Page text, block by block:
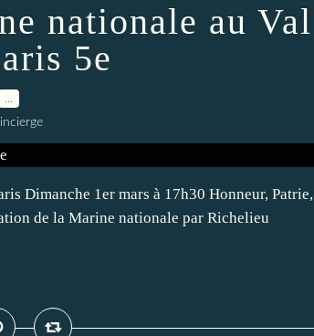
nationale au Val
5e
Dimanche 1er mars à 17h30 Honneur, Patrie,
de la Marine nationale par Richelieu